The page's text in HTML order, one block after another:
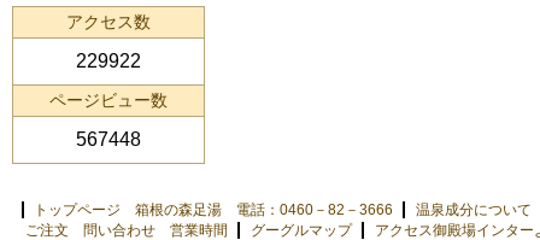
アクセス数
229922
ページビュー数
567448
トップページ 箱根の森足湯 電話：0460－82－3666
温泉成分について
ご注文 問い合わせ 営業時間
グーグルマップ
アクセス御殿場インター